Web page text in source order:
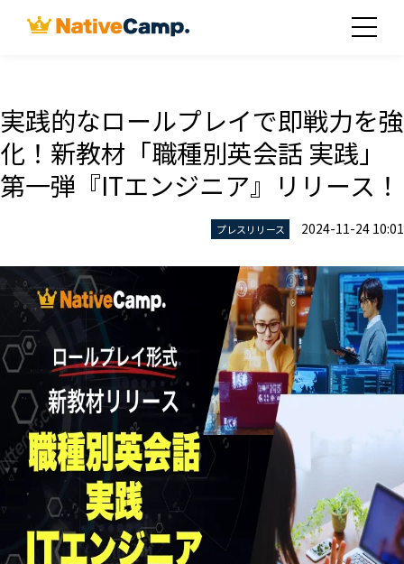
実践的なロールプレイで即戦力を強
化！新教材「職種別英会話 実践」
第一弾『ITエンジニア』リリース！
プレスリリース 2024-11-24 10:01